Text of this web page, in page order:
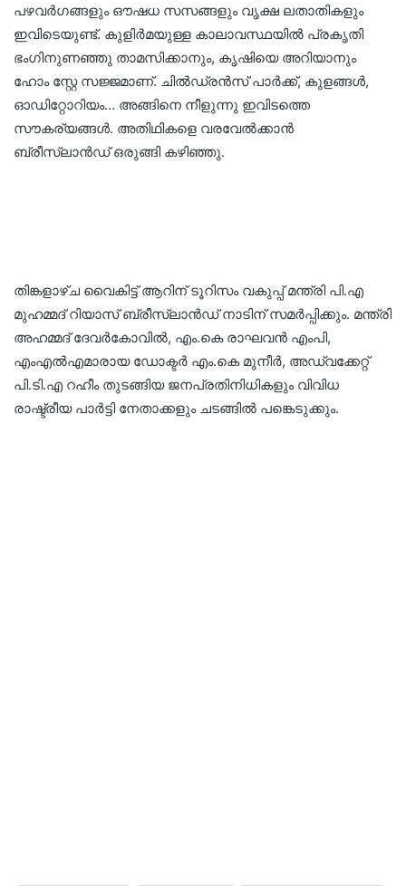
പഴവർഗങ്ങളും ഔഷധ സസങ്ങളും വൃക്ഷ ലതാതികളും
ഇവിടെയുണ്ട്. കുളിർമയുള്ള കാലാവസ്ഥയിൽ പ്രകൃതി
ഭംഗിനുണഞ്ഞു താമസിക്കാനും, കൃഷിയെ അറിയാനും
ഹോം സ്റ്റേ സജ്ജമാണ്. ചിൽഡ്രൻസ് പാർക്ക്, കുളങ്ങൾ,
ഓഡിറ്റോറിയം… അങ്ങിനെ നീളുന്നു ഇവിടത്തെ
സൗകര്യങ്ങൾ. അതിഥികളെ വരവേൽക്കാൻ
ബ്രീസ്‌ലാൻഡ് ഒരുങ്ങി കഴിഞ്ഞു.
തിങ്കളാഴ്ച വൈകിട്ട് ആറിന് ടൂറിസം വകുപ്പ് മന്ത്രി പി.എ
മുഹമ്മദ് റിയാസ് ബ്രീസ്‌ലാൻഡ് നാടിന് സമർപ്പിക്കും. മന്ത്രി
അഹമ്മദ് ദേവർകോവിൽ, എം.കെ രാഘവൻ എംപി,
എംഎൽഎമാരായ ഡോക്ടർ എം.കെ മുനീർ, അഡ്വക്കേറ്റ്
പി.ടി.എ റഹീം തുടങ്ങിയ ജനപ്രതിനിധികളും വിവിധ
രാഷ്ട്രീയ പാർട്ടി നേതാക്കളും ചടങ്ങിൽ പങ്കെടുക്കും.